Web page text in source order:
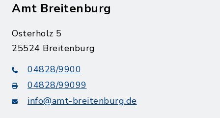
Amt Breitenburg
Osterholz 5
25524 Breitenburg
04828/9900
04828/99099
info@amt-breitenburg.de